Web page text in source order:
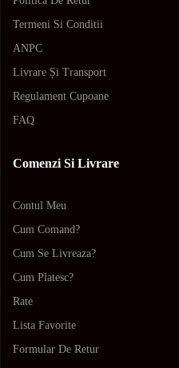
Termeni Si Conditii
ANPC
Livrare Și Transport
Regulament Cupoane
FAQ
Comenzi Si Livrare
Contul Meu
Cum Comand?
Cum Se Livreaza?
Cum Platesc?
Rate
Lista Favorite
Formular De Retur